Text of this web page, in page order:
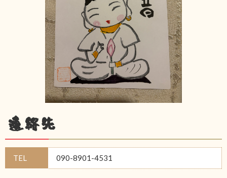
連絡先
TEL 090-8901-4531